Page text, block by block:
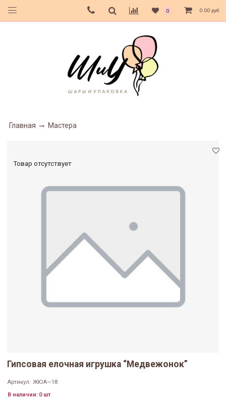
0 0.00 руб
Главная Мастера
Товар отсутствует
Гипсовая елочная игрушка “Медвежонок”
Артикул: ЖЮА—18
В наличии: 0 шт